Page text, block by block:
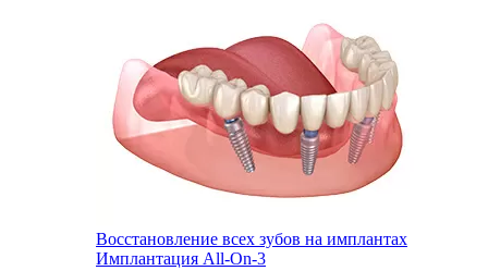
Восстановление всех зубов на имплантах
Имплантация All-On-3